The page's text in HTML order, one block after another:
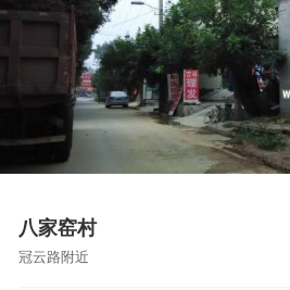
八家窑村
冠云路附近